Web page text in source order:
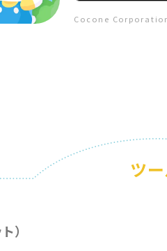
Cocone
ツ
）